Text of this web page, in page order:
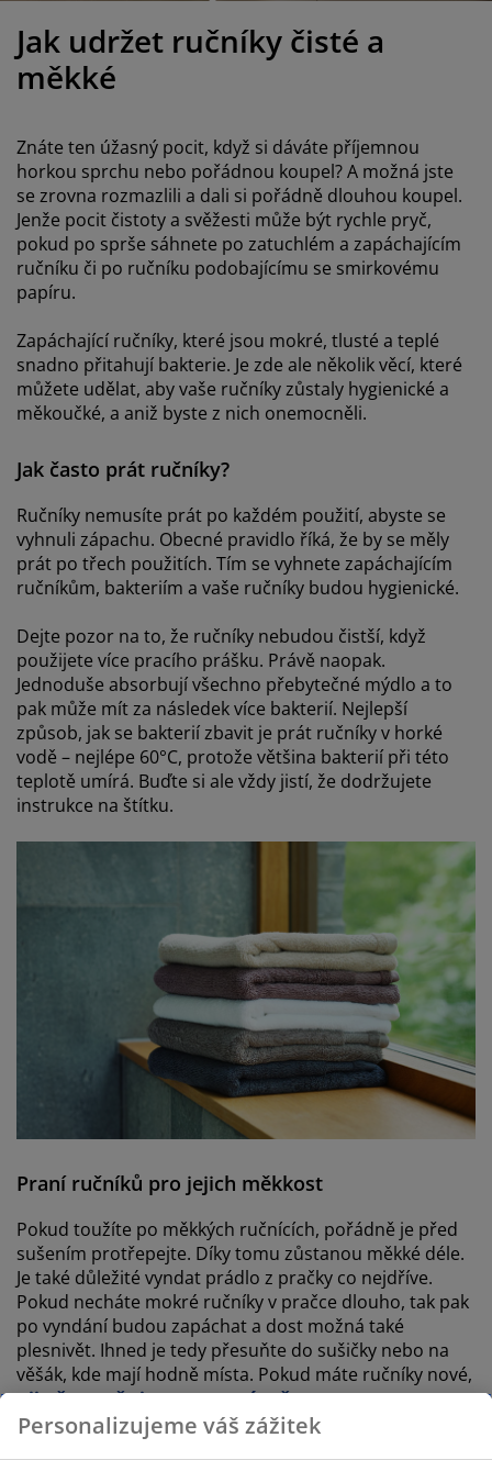
skříněrámy s úložným prostorem
matrace
postele
o nábytek/doplňky
osvětlení
mazlíčky
Jak udržet ručníky čisté a
měkké
Znáte ten úžasný pocit, když si dáváte příjemnou
horkou sprchu nebo pořádnou koupel? A možná jste
se zrovna rozmazlili a dali si pořádně dlouhou koupel.
Jenže pocit čistoty a svěžesti může být rychle pryč,
pokud po sprše sáhnete po zatuchlém a zapáchajícím
ručníku či po ručníku podobajícímu se smirkovému
papíru.
Zapáchající ručníky, které jsou mokré, tlusté a teplé
snadno přitahují bakterie. Je zde ale několik věcí, které
můžete udělat, aby vaše ručníky zůstaly hygienické a
měkoučké, a aniž byste z nich onemocněli.
Jak často prát ručníky?
Ručníky nemusíte prát po každém použití, abyste se
vyhnuli zápachu. Obecné pravidlo říká, že by se měly
prát po třech použitích. Tím se vyhnete zapáchajícím
ručníkům, bakteriím a vaše ručníky budou hygienické.
Dejte pozor na to, že ručníky nebudou čistší, když
použijete více pracího prášku. Právě naopak.
Jednoduše absorbují všechno přebytečné mýdlo a to
pak může mít za následek více bakterií. Nejlepší
způsob, jak se bakterií zbavit je prát ručníky v horké
vodě – nejlépe 60°C, protože většina bakterií při této
teplotě umírá. Buďte si ale vždy jistí, že dodržujete
instrukce na štítku.
Praní ručníků pro jejich měkkost
Pokud toužíte po měkkých ručnících, pořádně je před
sušením protřepejte. Díky tomu zůstanou měkké déle.
Je také důležité vyndat prádlo z pračky co nejdříve.
Pokud necháte mokré ručníky v pračce dlouho, tak pak
po vyndání budou zapáchat a dost možná také
plesnivět. Ihned je tedy přesuňte do sušičky nebo na
věšák, kde mají hodně místa. Pokud máte ručníky nové,
ujistěte se, že je perete správně.
Jeden ze způsobů, jak udržet měkkost ručníků je také
Personalizujeme váš zážitek